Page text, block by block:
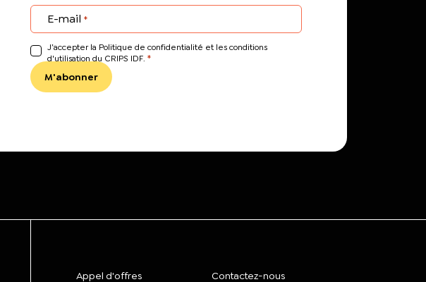
E-mail *
J’accepter la Politique de confidentialité et les conditions
d'utilisation du CRIPS IDF. *
Appel d'offres Contactez-nous